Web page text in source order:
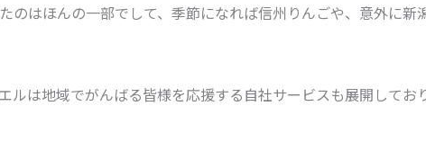
のはほんの一部でして、季節になれば信州りんごや、意外に
ルは地域でがんばる皆様を応援する自社サービスも展開しており